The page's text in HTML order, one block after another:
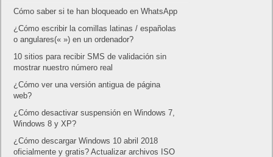
Cómo saber si te han bloqueado en WhatsApp
¿Cómo escribir la comillas latinas / españolas
o angulares(« ») en un ordenador?
10 sitios para recibir SMS de validación sin
mostrar nuestro número real
¿Cómo ver una versión antigua de página
web?
¿Cómo desactivar suspensión en Windows 7,
Windows 8 y XP?
¿Cómo descargar Windows 10 abril 2018
oficialmente y gratis? Actualizar archivos ISO